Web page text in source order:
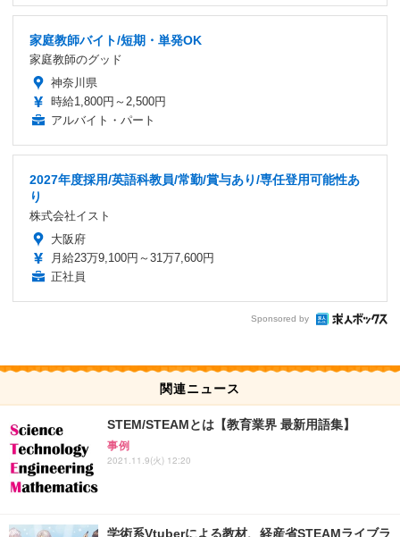
家庭教師バイト/短期・単発OK
家庭教師のグッド
神奈川県
時給1,800円～2,500円
アルバイト・パート
2027年度採用/英語科教員/常勤/賞与あり/専任登用可能性あ
り
株式会社イスト
大阪府
月給23万9,100円～31万7,600円
正社員
Sponsored by
関連ニュース
STEM/STEAMとは【教育業界 最新用語集】
事例
2021.11.9(火) 12:20
学術系Vtuberによる教材、経産省STEAMライブラ